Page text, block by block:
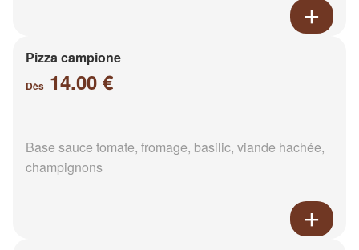
Pizza campione
Dès 14.00 €
Base sauce tomate, fromage, basilic, viande hachée,
champignons